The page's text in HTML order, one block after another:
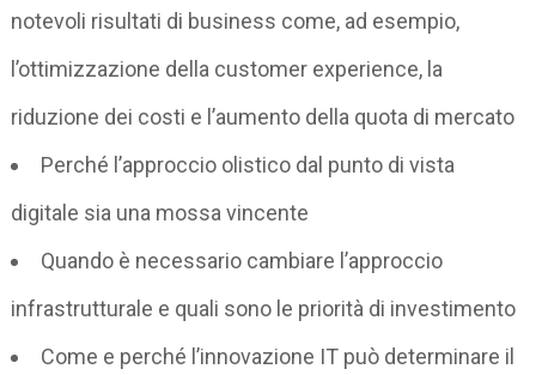
notevoli risultati di business come, ad esempio,
l’ottimizzazione della customer experience, la
riduzione dei costi e l’aumento della quota di mercato
Perché l’approccio olistico dal punto di vista
digitale sia una mossa vincente
Quando è necessario cambiare l’approccio
infrastrutturale e quali sono le priorità di investimento
Come e perché l’innovazione IT può determinare il